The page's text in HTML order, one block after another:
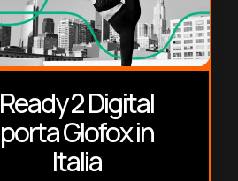
Ready 2 Digital
porta Glofox in
Italia